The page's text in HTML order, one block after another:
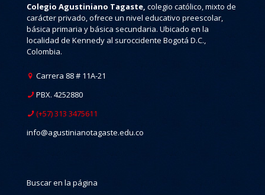
Colegio Agustiniano Tagaste, colegio católico, mixto de
carácter privado, ofrece un nivel educativo preescolar,
básica primaria y básica secundaria. Ubicado en la
localidad de Kennedy al suroccidente Bogotá D.C.,
Colombia.
Carrera 88 # 11A-21
PBX. 4252880
(+57) 313 3475611
info@agustinianotagaste.edu.co
Buscar en la página